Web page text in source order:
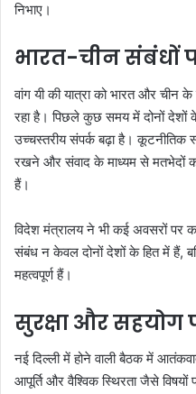
निभाए।
भारत-चीन संबंधों
वांग यी की यात्रा को भारत और चीन
रहा है। पिछले कुछ समय में दोनों देशों के
उच्चस्तरीय संपर्क बढ़ा है। कूटनीतिक
रखने और संवाद के माध्यम से मतभेदों
हैं।
विदेश मंत्रालय ने भी कई अवसरों पर
संबंध न केवल दोनों देशों के हित में हैं,
महत्वपूर्ण हैं।
सुरक्षा और सहयोग
नई दिल्ली में होने वाली बैठक में
आपूर्ति और वैश्विक स्थिरता जैसे